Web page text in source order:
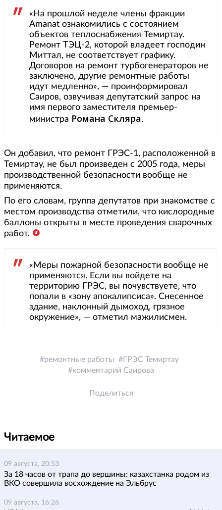
«На прошлой неделе члены фракции
Amanat ознакомились с состоянием
объектов теплоснабжения Темиртау.
Ремонт ТЭЦ-2, которой владеет господин
Миттал, не соответствует графику.
Договоров на ремонт турбогенераторов не
заключено, другие ремонтные работы
идут медленно», — проинформировал
Саиров, озвучивая депутатский запрос на
имя первого заместителя премьер-
министра Романа Скляра.
Он добавил, что ремонт ГРЭС-1, расположенной в
Темиртау, не был произведен с 2005 года, меры
производственной безопасности вообще не
применяются.
По его словам, группа депутатов при знакомстве с
местом производства отметили, что кислородные
баллоны открыты в месте проведения сварочных
работ.
«Меры пожарной безопасности вообще не
применяются. Если вы войдете на
территорию ГРЭС, вы почувствуете, что
попали в «зону апокалипсиса». Снесенное
здание, наклонный дымоход, грязное
окружение», — отметил мажилисмен.
ремонтные работы
ГРЭС Темиртау
комментарий Саирова
Поделиться
Читаемое
09 августа, 20:53
За 18 часов от трапа до вершины: казахстанка родом из
ВКО совершила восхождение на Эльбрус
09 августа, 16:26